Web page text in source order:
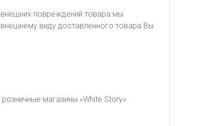
внешних повреждений товара мы
виду доставленного товара Вы
магазины «White Story».